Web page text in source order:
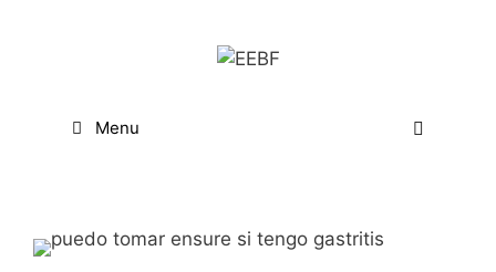
Menu